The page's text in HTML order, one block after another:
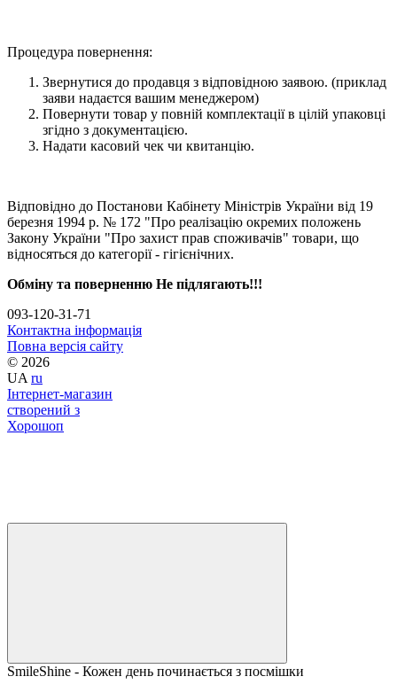
Процедура повернення:
Звернутися до продавця з відповідною заявою. (приклад
заяви надаєтся вашим менеджером)
Повернути товар у повній комплектації в цілій упаковці
згідно з документацією.
Надати касовий чек чи квитанцію.
Відповідно до Постанови Кабінету Міністрів України від 19
березня 1994 р. № 172 "Про реалізацію окремих положень
Закону України "Про захист прав споживачів" товари, що
відносяться до категорії - гігієнічних.
Обміну та поверненню Не підлягають!!!
093-120-31-71
Контактна інформація
Повна версія сайту
© 2026
UA ru
Інтернет-магазин
створений з
Хорошоп
SmileShine - Кожен день починається з посмішки